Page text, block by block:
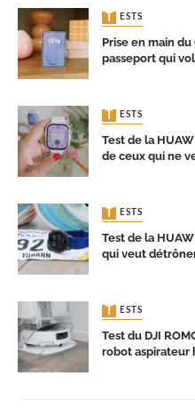
TESTS
Prise en main
passeport qui
TESTS
Test de la
de ceux qui ne
TESTS
Test de la
qui veut
TESTS
Test du DJI
robot aspirateur